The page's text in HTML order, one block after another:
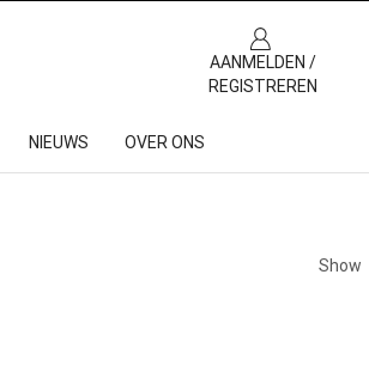
AANMELDEN /
REGISTREREN
NIEUWS OVER ONS
Show